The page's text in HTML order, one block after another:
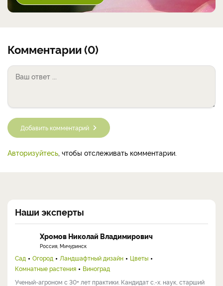
Комментарии (0)
Добавить комментарий
Авторизуйтесь , чтобы отслеживать комментарии.
Наши эксперты
Хромов Николай Владимирович
Россия, Мичуринск
Сад Огород Ландшафтный дизайн
Цветы
Комнатные растения
Виноград
Ученый-агроном с 30+ лет практики. Кандидат с.-х. наук, старший